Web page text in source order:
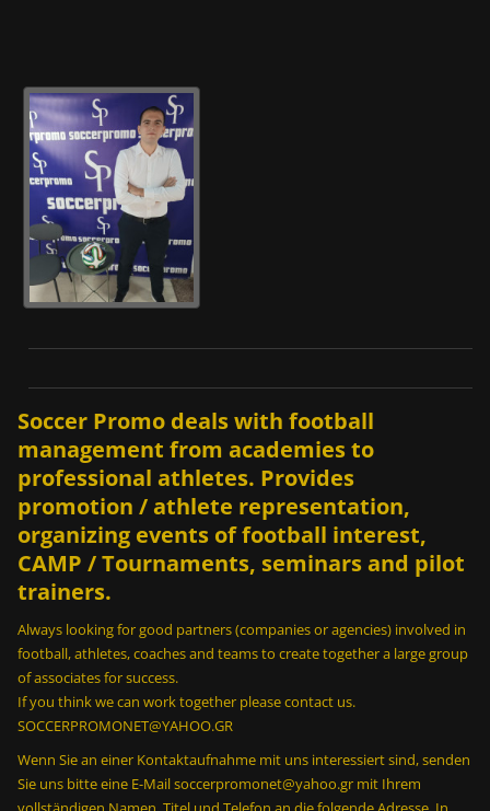
Soccer Promo deals with football
management from academies to
professional athletes. Provides
promotion / athlete representation,
organizing events of football interest,
CAMP / Tournaments, seminars and pilot
trainers.
Always looking for good partners (companies or agencies) involved in
football, athletes, coaches and teams to create together a large group
of associates for success.
If you think we can work together please contact us.
SOCCERPROMONET@YAHOO.GR
Wenn Sie an einer Kontaktaufnahme mit uns interessiert sind, senden
Sie uns bitte eine E-Mail soccerpromonet@yahoo.gr mit Ihrem